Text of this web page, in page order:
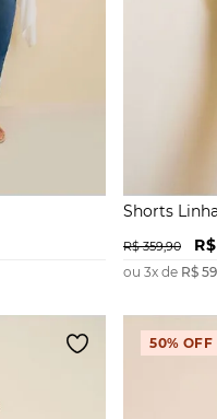
Shorts
R$ 359,90 R$
ou 3x de R$ 59
50% OFF